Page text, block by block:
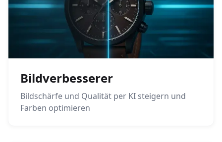
Bildverbesserer
Bildschärfe und Qualität per KI steigern und
Farben optimieren